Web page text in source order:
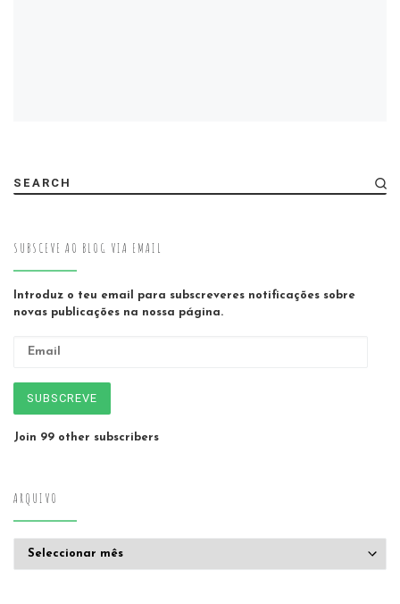
SEARCH
SUBSCEVE AO BLOG VIA EMAIL
Introduz o teu email para subscreveres notificações sobre
novas publicações na nossa página.
SUBSCREVE
Join 99 other subscribers
ARQUIVO